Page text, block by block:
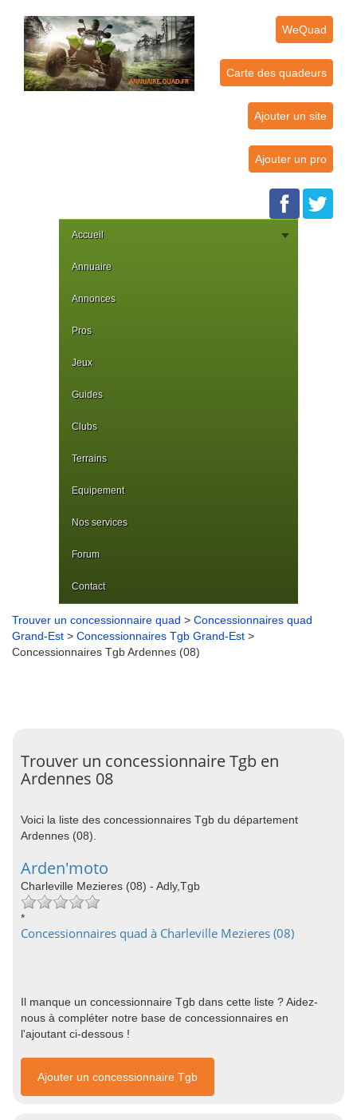
WeQuad
Carte des quadeurs
Ajouter un site
Ajouter un pro
Accueil
Annuaire
Annonces
Pros
Jeux
Guides
Clubs
Terrains
Equipement
Nos services
Forum
Contact
Trouver un concessionnaire quad > Concessionnaires quad
Grand-Est > Concessionnaires Tgb Grand-Est >
Concessionnaires Tgb Ardennes (08)
Trouver un concessionnaire Tgb en
Ardennes 08
Voici la liste des concessionnaires Tgb du département
Ardennes (08).
Arden'moto
Charleville Mezieres (08) - Adly,Tgb
*
Concessionnaires quad à Charleville Mezieres (08)
Il manque un concessionnaire Tgb dans cette liste ? Aidez-
nous à compléter notre base de concessionnaires en
l'ajoutant ci-dessous !
Ajouter un concessionnaire Tgb